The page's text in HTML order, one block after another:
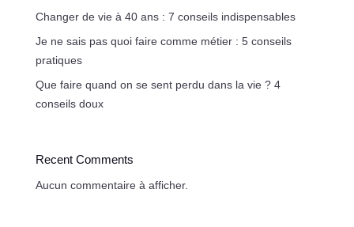
Changer de vie à 40 ans : 7 conseils indispensables
Je ne sais pas quoi faire comme métier : 5 conseils
pratiques
Que faire quand on se sent perdu dans la vie ? 4
conseils doux
Recent Comments
Aucun commentaire à afficher.